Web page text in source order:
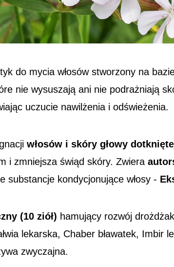
do mycia włosów stworzony na
nie wysuszają ani nie podrażniają
uczucie nawilżenia i odświeżenia.
włosów i skóry głowy
i zmniejsza świąd skóry. Zwiera
substancje kondycjonujące włosy -
(10 ziół) hamujący rozwój
lekarska, Chaber bławatek, Imbir
zwyczajna.